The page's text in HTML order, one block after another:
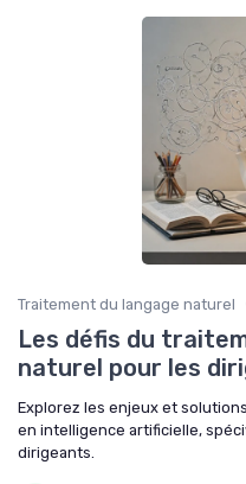
Traitement du langage naturel
Les défis du
naturel pour les
Explorez les enjeux et
en intelligence artificielle,
dirigeants.